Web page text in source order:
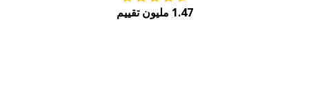
1.47 مليون تقييم